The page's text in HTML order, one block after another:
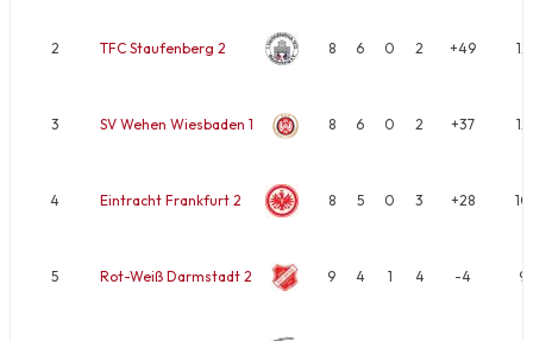
2 TFC Staufenberg 2 8 6 0 2 +49 12
3 SV Wehen Wiesbaden 1 8 6 0 2 +37 12
4 Eintracht Frankfurt 2 8 5 0 3 +28 10
5 Rot-Weiß Darmstadt 2 9 4 1 4 -4 9